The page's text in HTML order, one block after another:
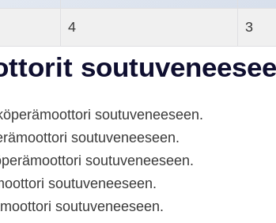
4 3
soutuveneeseen.
soutuveneeseen.
soutuveneeseen.
soutuveneeseen.
soutuveneeseen.